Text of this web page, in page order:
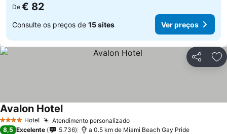
De € 82
Consulte os preços de 15 sites Ver preços
Partilhar
4 EstrelasHotel Atendimento personalizadoVer preços
Avalon HotelVer preços
8,5 Excelente 5.736 a 0.5 km de Miami Beach Gay Pride